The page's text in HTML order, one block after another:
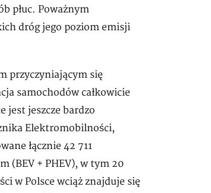
płuc. Poważnym
dróg jego poziom emisji
przyczyniającym się
samochodów całkowicie
jest jeszcze bardzo
Elektromobilności,
łącznie 42 711
(BEV + PHEV), w tym 20
w Polsce wciąż znajduje się